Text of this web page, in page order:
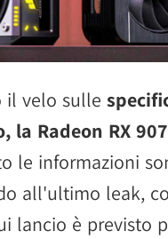
il velo sulle
la Radeon RX
le informazioni
all'ultimo leak,
lancio è previsto